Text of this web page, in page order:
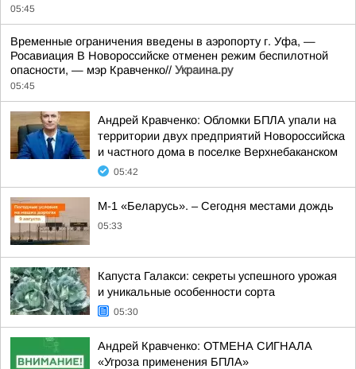
05:45
Временные ограничения введены в аэропорту г. Уфа, —
Росавиация В Новороссийске отменен режим беспилотной
опасности, — мэр Кравченко// Украина.ру
05:45
Андрей Кравченко: Обломки БПЛА упали на
территории двух предприятий Новороссийска
и частного дома в поселке Верхнебаканском
05:42
М-1 «Беларусь». – Сегодня местами дождь
05:33
Капуста Галакси: секреты успешного урожая
и уникальные особенности сорта
05:30
Андрей Кравченко: ОТМЕНА СИГНАЛА
«Угроза применения БПЛА»